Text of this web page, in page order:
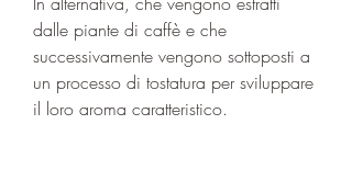
dalle piante di caffè e che
successivamente vengono sottoposti a
un processo di tostatura per sviluppare
il loro aroma caratteristico.